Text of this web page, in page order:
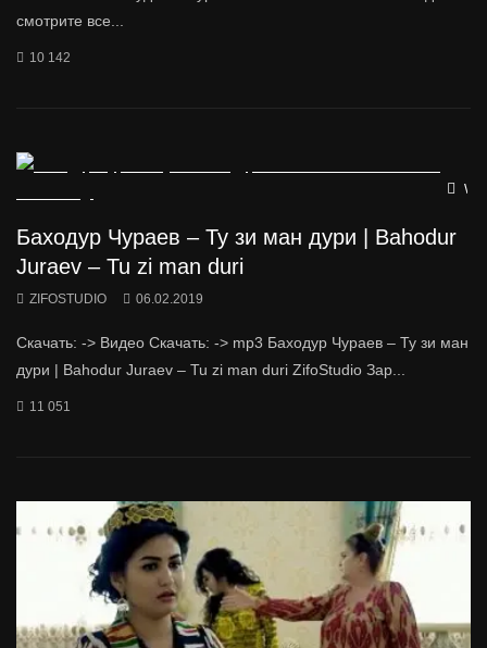
смотрите все...
10 142
Баходур Чураев – Ту зи ман дури | Bahodur
Juraev – Tu zi man duri
ZIFOSTUDIO 06.02.2019
Скачать: -> Видео Скачать: -> mp3 Баходур Чураев – Ту зи ман
дури | Bahodur Juraev – Tu zi man duri ZifoStudio Зар...
11 051